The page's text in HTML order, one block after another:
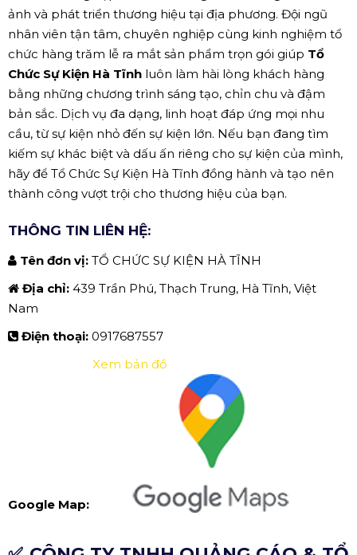
ảnh và phát triển thương hiệu tại địa phương. Đội ngũ
nhân viên tận tâm, chuyên nghiệp cùng kinh nghiệm tổ
chức hàng trăm lễ ra mắt sản phẩm trọn gói giúp Tổ
Chức Sự Kiện Hà Tĩnh luôn làm hài lòng khách hàng
bằng những chương trình sáng tạo, chỉn chu và đậm
bản sắc. Dịch vụ đa dạng, linh hoạt đáp ứng mọi nhu
cầu, từ sự kiện nhỏ đến sự kiện lớn. Nếu bạn đang tìm
kiếm sự khác biệt và dấu ấn riêng cho sự kiện của mình,
hãy để Tổ Chức Sự Kiện Hà Tĩnh đồng hành và tạo nên
thành công vượt trội cho thương hiệu của bạn.
THÔNG TIN LIÊN HỆ:
Tên đơn vị: TỔ CHỨC SỰ KIỆN HÀ TĨNH
Địa chỉ: 439 Trần Phú, Thạch Trung, Hà Tĩnh, Việt
Nam
Điện thoại: 0917687557
Google Map:
Xem bản đồ